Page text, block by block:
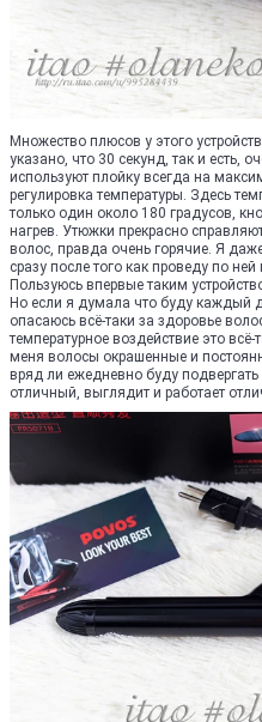
Множество плюсов у этого
указано, что 30 секунд, так и есть,
используют плойку всегда на
регулировка температуры. Здесь
только один около 180 градусов,
нагрев. Утюжки прекрасно
волос, правда очень горячие. Я
сразу после того как проведу по
Пользуюсь впервые таким
Но если я думала что буду каждый
опасаюсь всё-таки за здоровье
температурное воздействие это
меня волосы окрашенные и
вряд ли ежедневно буду
отличный, выглядит и работает